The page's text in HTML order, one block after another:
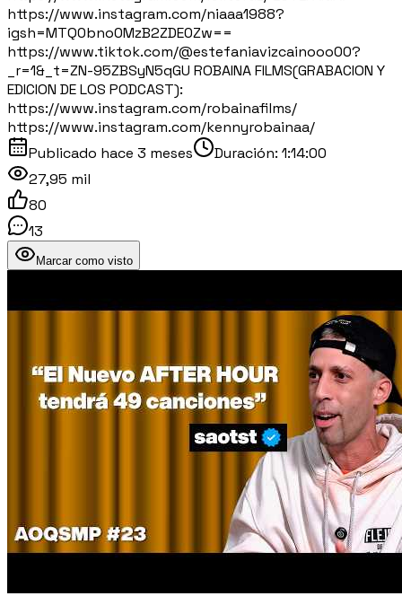
https://www.instagram.com/niaaa1988?
igsh=MTQ0bno0MzB2ZDE0Zw==
https://www.tiktok.com/@estefaniavizcainooo00?
_r=1&_t=ZN-95ZBSyN5qGU ROBAINA FILMS(GRABACION Y
EDICION DE LOS PODCAST):
https://www.instagram.com/robainafilms/
https://www.instagram.com/kennyrobainaa/
Publicado hace 3 meses Duración: 1:14:00
27,95 mil
80
13
Marcar como visto